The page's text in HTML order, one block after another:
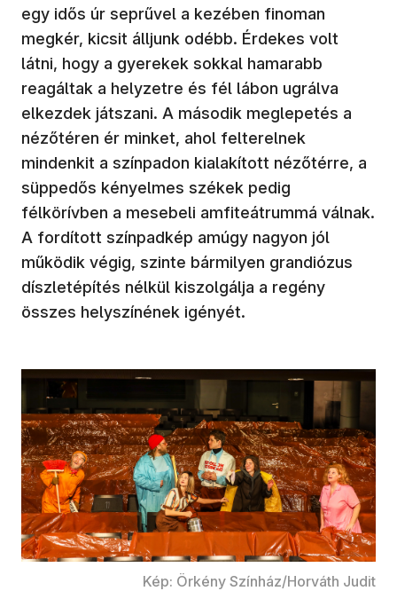
egy idős úr seprűvel a kezében finoman
megkér, kicsit álljunk odébb. Érdekes volt
látni, hogy a gyerekek sokkal hamarabb
reagáltak a helyzetre és fél lábon ugrálva
elkezdek játszani. A második meglepetés a
nézőtéren ér minket, ahol felterelnek
mindenkit a színpadon kialakított nézőtérre, a
süppedős kényelmes székek pedig
félkörívben a mesebeli amfiteátrummá válnak.
A fordított színpadkép amúgy nagyon jól
működik végig, szinte bármilyen grandiózus
díszletépítés nélkül kiszolgálja a regény
összes helyszínének igényét.
Kép: Örkény Színház/Horváth Judit